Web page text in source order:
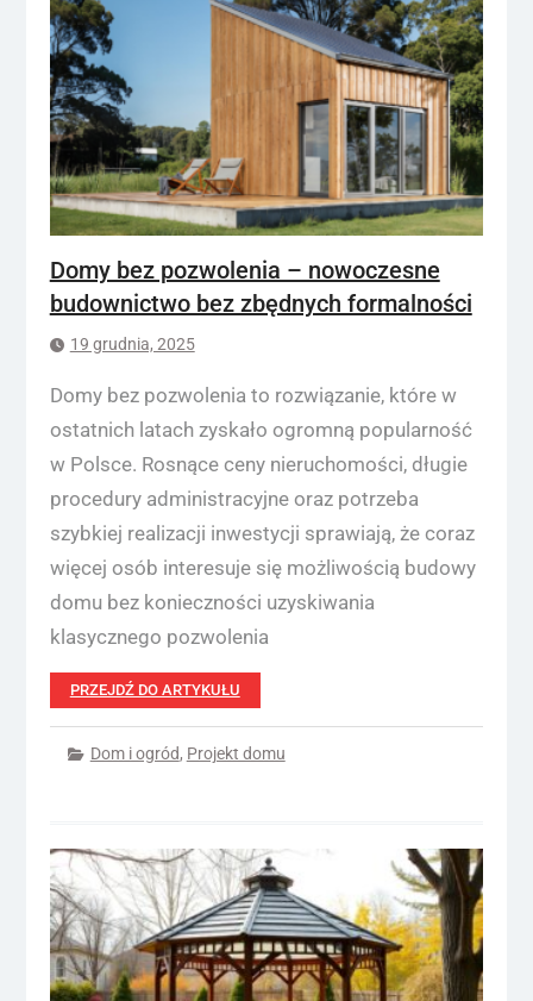
Domy bez pozwolenia – nowoczesne
budownictwo bez zbędnych formalności
19 grudnia, 2025
Domy bez pozwolenia to rozwiązanie, które w
ostatnich latach zyskało ogromną popularność
w Polsce. Rosnące ceny nieruchomości, długie
procedury administracyjne oraz potrzeba
szybkiej realizacji inwestycji sprawiają, że coraz
więcej osób interesuje się możliwością budowy
domu bez konieczności uzyskiwania
klasycznego pozwolenia
PRZEJDŹ DO ARTYKUŁU
Dom i ogród, Projekt domu